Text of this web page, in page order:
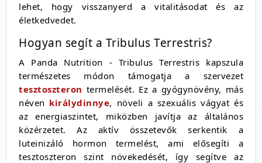
lehet, hogy visszanyerd a vitalitásodat és az
életkedvedet.
Hogyan segít a Tribulus Terrestris?
A Panda Nutrition - Tribulus Terrestris kapszula
természetes módon támogatja a szervezet
tesztoszteron termelését. Ez a gyógynövény, más
néven királydinnye, növeli a szexuális vágyat és
az energiaszintet, miközben javítja az általános
közérzetet. Az aktív összetevők serkentik a
luteinizáló hormon termelést, ami elősegíti a
tesztoszteron szint növekedését, így segítve az